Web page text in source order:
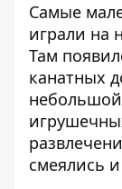
Самые
играли на
Там
канатных
небольшой
смеялись